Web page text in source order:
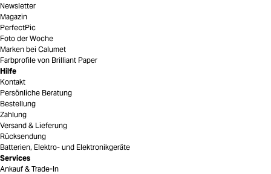
Newsletter
Magazin
PerfectPic
Foto der Woche
Marken bei Calumet
Farbprofile von Brilliant Paper
Hilfe
Kontakt
Persönliche Beratung
Bestellung
Zahlung
Versand & Lieferung
Rücksendung
Batterien, Elektro- und Elektronikgeräte
Services
Ankauf & Trade-In